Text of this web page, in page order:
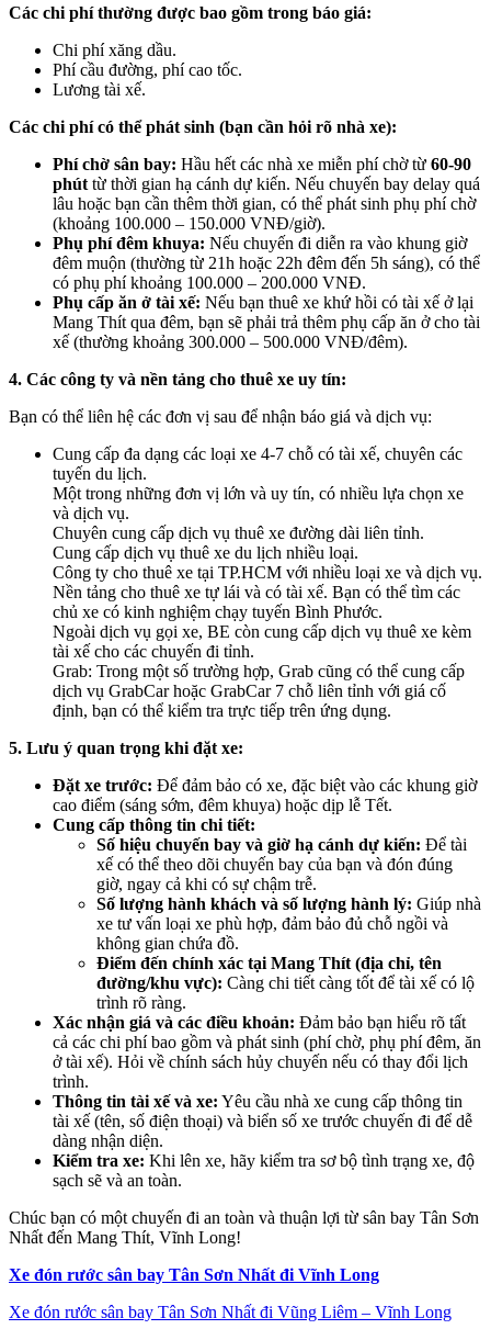
Các chi phí thường được bao gồm trong báo giá:
Chi phí xăng dầu.
Phí cầu đường, phí cao tốc.
Lương tài xế.
Các chi phí có thể phát sinh (bạn cần hỏi rõ nhà xe):
Phí chờ sân bay: Hầu hết các nhà xe miễn phí chờ từ 60-90
phút từ thời gian hạ cánh dự kiến. Nếu chuyến bay delay quá
lâu hoặc bạn cần thêm thời gian, có thể phát sinh phụ phí chờ
(khoảng 100.000 – 150.000 VNĐ/giờ).
Phụ phí đêm khuya: Nếu chuyến đi diễn ra vào khung giờ
đêm muộn (thường từ 21h hoặc 22h đêm đến 5h sáng), có thể
có phụ phí khoảng 100.000 – 200.000 VNĐ.
Phụ cấp ăn ở tài xế: Nếu bạn thuê xe khứ hồi có tài xế ở lại
Mang Thít qua đêm, bạn sẽ phải trả thêm phụ cấp ăn ở cho tài
xế (thường khoảng 300.000 – 500.000 VNĐ/đêm).
4. Các công ty và nền tảng cho thuê xe uy tín:
Bạn có thể liên hệ các đơn vị sau để nhận báo giá và dịch vụ:
Cung cấp đa dạng các loại xe 4-7 chỗ có tài xế, chuyên các
tuyến du lịch.
Một trong những đơn vị lớn và uy tín, có nhiều lựa chọn xe
và dịch vụ.
Chuyên cung cấp dịch vụ thuê xe đường dài liên tỉnh.
Cung cấp dịch vụ thuê xe du lịch nhiều loại.
Công ty cho thuê xe tại TP.HCM với nhiều loại xe và dịch vụ.
Nền tảng cho thuê xe tự lái và có tài xế. Bạn có thể tìm các
chủ xe có kinh nghiệm chạy tuyến Bình Phước.
Ngoài dịch vụ gọi xe, BE còn cung cấp dịch vụ thuê xe kèm
tài xế cho các chuyến đi tỉnh.
Grab: Trong một số trường hợp, Grab cũng có thể cung cấp
dịch vụ GrabCar hoặc GrabCar 7 chỗ liên tỉnh với giá cố
định, bạn có thể kiểm tra trực tiếp trên ứng dụng.
5. Lưu ý quan trọng khi đặt xe:
Đặt xe trước: Để đảm bảo có xe, đặc biệt vào các khung giờ
cao điểm (sáng sớm, đêm khuya) hoặc dịp lễ Tết.
Cung cấp thông tin chi tiết:
Số hiệu chuyến bay và giờ hạ cánh dự kiến: Để tài
xế có thể theo dõi chuyến bay của bạn và đón đúng
giờ, ngay cả khi có sự chậm trễ.
Số lượng hành khách và số lượng hành lý: Giúp nhà
xe tư vấn loại xe phù hợp, đảm bảo đủ chỗ ngồi và
không gian chứa đồ.
Điểm đến chính xác tại Mang Thít (địa chỉ, tên
đường/khu vực): Càng chi tiết càng tốt để tài xế có lộ
trình rõ ràng.
Xác nhận giá và các điều khoản: Đảm bảo bạn hiểu rõ tất
cả các chi phí bao gồm và phát sinh (phí chờ, phụ phí đêm, ăn
ở tài xế). Hỏi về chính sách hủy chuyến nếu có thay đổi lịch
trình.
Thông tin tài xế và xe: Yêu cầu nhà xe cung cấp thông tin
tài xế (tên, số điện thoại) và biển số xe trước chuyến đi để dễ
dàng nhận diện.
Kiểm tra xe: Khi lên xe, hãy kiểm tra sơ bộ tình trạng xe, độ
sạch sẽ và an toàn.
Chúc bạn có một chuyến đi an toàn và thuận lợi từ sân bay Tân Sơn
Nhất đến Mang Thít, Vĩnh Long!
Xe đón rước sân bay Tân Sơn Nhất đi Vĩnh Long
Xe đón rước sân bay Tân Sơn Nhất đi Vũng Liêm – Vĩnh Long